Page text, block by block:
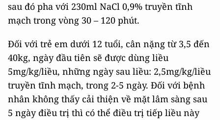
sau đó pha với 230ml NaCl 0,9% truyền tĩnh
mạch trong vòng 30 – 120 phút.
Đối với trẻ em dưới 12 tuổi, cân nặng từ 3,5 đến
40kg, ngày đầu tiên sẽ được dùng liều
5mg/kg/liều, những ngày sau liều: 2,5mg/kg/liều
truyền tĩnh mạch, trong 2-5 ngày. Đối với bệnh
nhân không thấy cải thiện về mặt lâm sàng sau
5 ngày điều trị thì có thể điều trị tiếp liều này